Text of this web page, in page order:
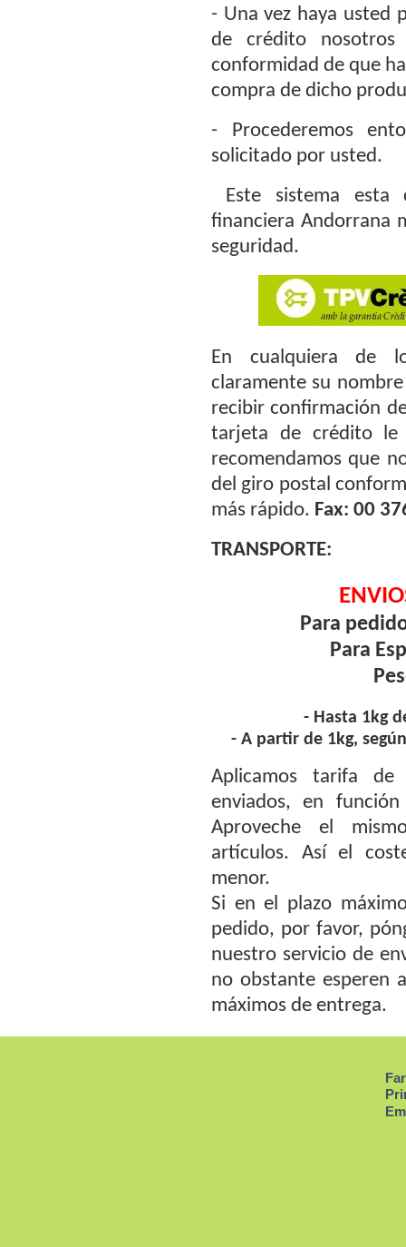
- Una vez haya usted
de crédito nosotros
conformidad de que
compra de dicho
- Procederemos
solicitado por usted.
Este sistema esta
financiera Andorrana
seguridad.
En cualquiera de
claramente su
recibir confirmación
tarjeta de crédito le
recomendamos que
del giro postal
más rápido. Fax: 00
TRANSPORTE:
Para
Para
- Hasta 1kg
- A partir de 1kg,
Aplicamos tarifa
enviados, en
Aproveche el
artículos. Así el
menor.
Si en el plazo
pedido, por favor,
nuestro servicio de
no obstante esperen
máximos de entrega.